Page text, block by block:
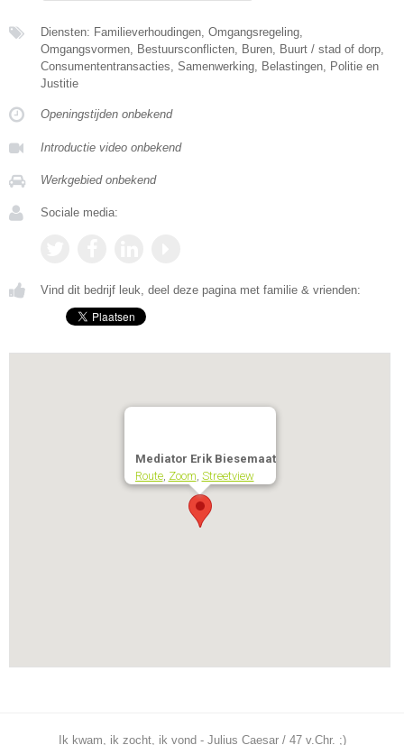
Diensten: Familieverhoudingen, Omgangsregeling,
Omgangsvormen, Bestuursconflicten, Buren, Buurt / stad of dorp,
Consumententransacties, Samenwerking, Belastingen, Politie en
Justitie
Openingstijden onbekend
Introductie video onbekend
Werkgebied onbekend
Sociale media:
Vind dit bedrijf leuk, deel deze pagina met familie & vrienden:
Mediator Erik Biesemaat
Route, Zoom, Streetview
Ik kwam, ik zocht, ik vond - Julius Caesar / 47 v.Chr. ;)